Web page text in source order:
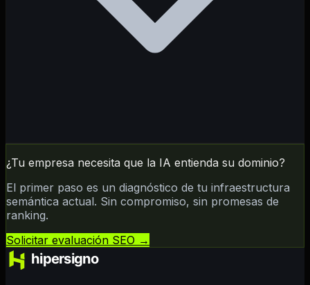
¿Tu empresa necesita que la IA entienda su dominio?
El primer paso es un diagnóstico de tu infraestructura
semántica actual. Sin compromiso, sin promesas de
ranking.
Solicitar evaluación SEO →